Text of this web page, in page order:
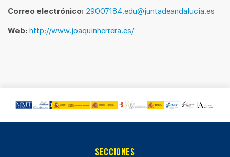
Correo electrónico: 29007184.edu@juntadeandalucia.es
Web: http://www.joaquinherrera.es/
Secciones